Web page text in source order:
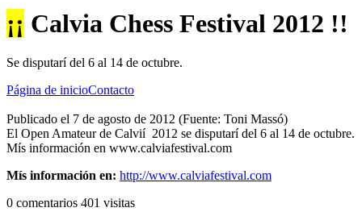
¡¡ Calvia Chess Festival 2012 !!
Se disputarí del 6 al 14 de octubre.
Página de inicioContacto
Publicado el 7 de agosto de 2012 (Fuente: Toni Massó)
El Open Amateur de Calvií 2012 se disputarí del 6 al 14 de octubre.
Mís información en www.calviafestival.com
Mís información en: http://www.calviafestival.com
0 comentarios 401 visitas